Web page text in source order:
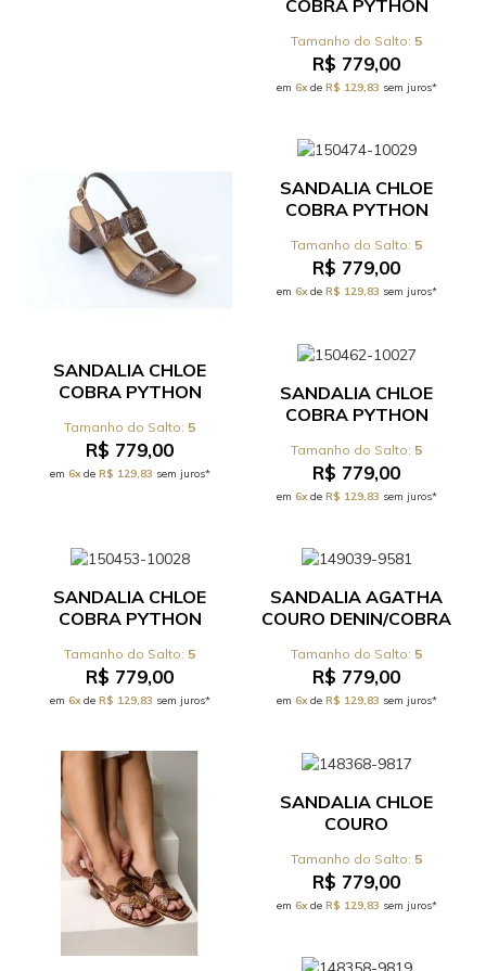
COBRA PYTHON
531.17.089C 5
R$ 779,00
em 6xde R$ 129,83 sem juros*
SANDALIA CHLOE
COBRA PYTHON
531.17.089C 5
R$ 779,00
em 6xde R$ 129,83 sem juros*
SANDALIA CHLOE
COBRA PYTHON
531.17.089C 5
R$ 779,00
em 6xde R$ 129,83 sem juros*
SANDALIA CHLOE
COBRA PYTHON
531.17.089C 5
R$ 779,00
em 6xde R$ 129,83 sem juros*
SANDALIA CHLOE
COBRA PYTHON
531.17.089C 5
R$ 779,00
em 6xde R$ 129,83 sem juros*
SANDALIA AGATHA
COURO DENIN/COBRA
520.0.008C
5
R$ 779,00
em 6xde R$ 129,83 sem juros*
SANDALIA CHLOE
COURO
PYTHON MAR - REF
531.17.089C
5
R$ 779,00
em 6xde R$ 129,83 sem juros*